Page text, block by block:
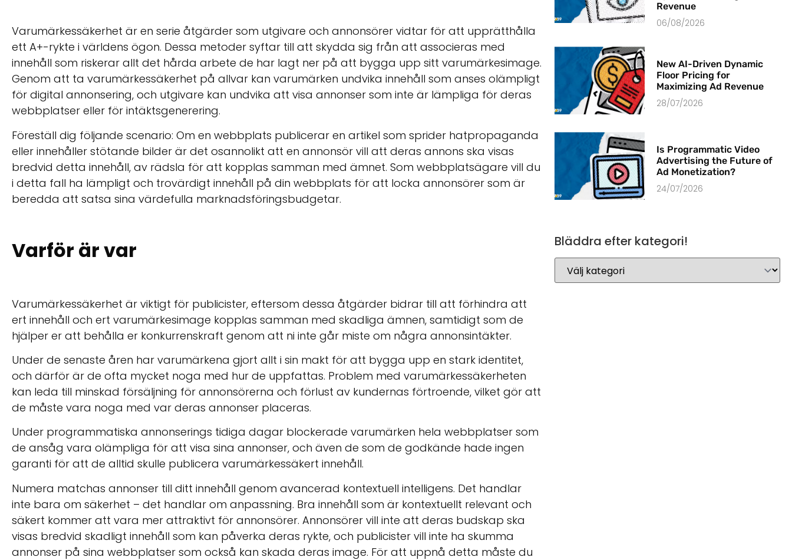
Varumärkessäkerhet är en serie åtgärder som utgivare och annonsörer vidtar för att upprätthålla
ett A+-rykte i världens ögon. Dessa metoder syftar till att skydda sig från att associeras med
innehåll som riskerar allt det hårda arbete de har lagt ner på att bygga upp sitt varumärkesimage.
Genom att ta varumärkessäkerhet på allvar kan varumärken undvika innehåll som anses olämpligt
för digital annonsering, och utgivare kan undvika att visa annonser som inte är lämpliga för deras
webbplatser eller för intäktsgenerering.
Föreställ dig följande scenario: Om en webbplats publicerar en artikel som sprider hatpropaganda
eller innehåller stötande bilder är det osannolikt att en annonsör vill att deras annons ska visas
bredvid detta innehåll, av rädsla för att kopplas samman med ämnet. Som webbplatsägare vill du
i detta fall ha lämpligt och trovärdigt innehåll på din webbplats för att locka annonsörer som är
beredda att satsa sina värdefulla marknadsföringsbudgetar.
Varför är var
Varumärkessäkerhet är viktigt för publicister, eftersom dessa åtgärder bidrar till att förhindra att
ert innehåll och ert varumärkesimage kopplas samman med skadliga ämnen, samtidigt som de
hjälper er att behålla er konkurrenskraft genom att ni inte går miste om några annonsintäkter.
Under de senaste åren har varumärkena gjort allt i sin makt för att bygga upp en stark identitet,
och därför är de ofta mycket noga med hur de uppfattas. Problem med varumärkessäkerheten
kan leda till minskad försäljning för annonsörerna och förlust av kundernas förtroende, vilket gör att
de måste vara noga med var deras annonser placeras.
Under programmatiska annonserings tidiga dagar blockerade varumärken hela webbplatser som
de ansåg vara olämpliga för att visa sina annonser, och även de som de godkände hade ingen
garanti för att de alltid skulle publicera varumärkessäkert innehåll.
Numera matchas annonser till ditt innehåll genom avancerad kontextuell intelligens. Det handlar
inte bara om säkerhet – det handlar om anpassning. Bra innehåll som är kontextuellt relevant och
säkert kommer att vara mer attraktivt för annonsörer. Annonsörer vill inte att deras budskap ska
visas bredvid skadligt innehåll som kan påverka deras rykte, och publicister vill inte ha skumma
annonser på sina webbplatser som också kan skada deras image. För att uppnå detta måste du
Revenue
06/08/2026
New AI-Driven Dynamic
Floor Pricing for
Maximizing Ad Revenue
28/07/2026
Is Programmatic Video
Advertising the Future of
Ad Monetization?
24/07/2026
Bläddra efter kategori!